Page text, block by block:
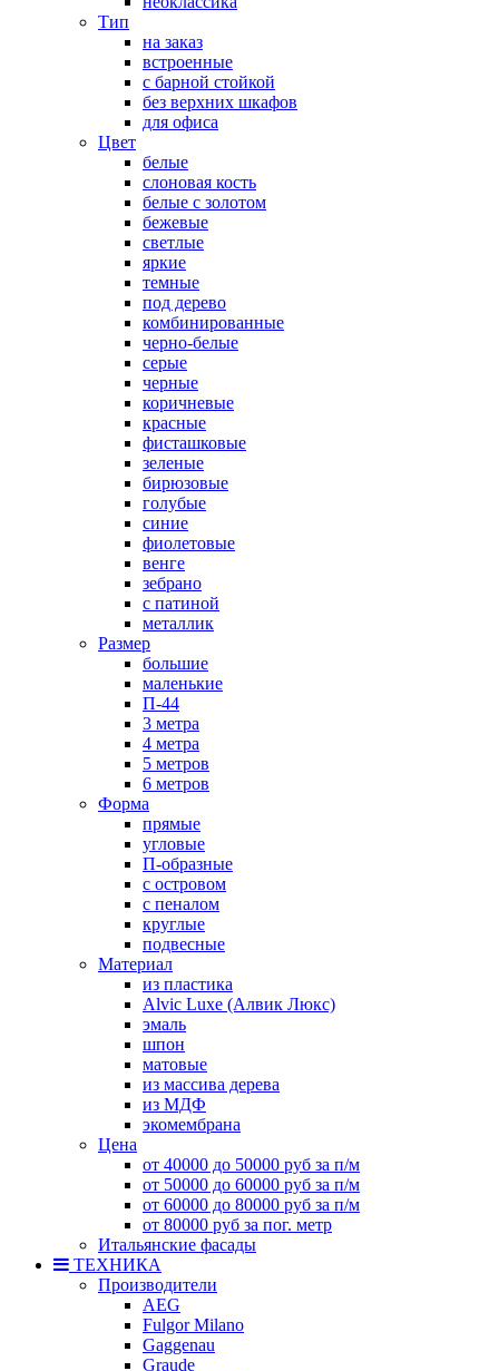
Тип
на заказ
встроенные
с барной стойкой
без верхних шкафов
для офиса
Цвет
белые
слоновая кость
белые с золотом
бежевые
светлые
яркие
темные
под дерево
комбинированные
черно-белые
серые
черные
коричневые
красные
фисташковые
зеленые
бирюзовые
голубые
синие
фиолетовые
венге
зебрано
с патиной
металлик
Размер
большие
маленькие
П-44
3 метра
4 метра
5 метров
6 метров
Форма
прямые
угловые
П-образные
с островом
с пеналом
круглые
подвесные
Материал
из пластика
Alvic Luxe (Алвик Люкс)
эмаль
шпон
матовые
из массива дерева
из МДФ
экомембрана
Цена
от 40000 до 50000 руб за п/м
от 50000 до 60000 руб за п/м
от 60000 до 80000 руб за п/м
от 80000 руб за пог. метр
Итальянские фасады
ТЕХНИКА
Производители
AEG
Fulgor Milano
Gaggenau
Graude